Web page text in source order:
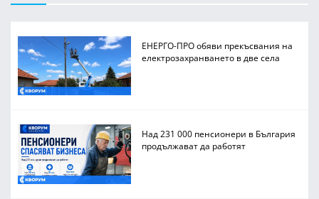
ЕНЕРГО-ПРО обяви прекъсвания на
електрозахранването в две села
Над 231 000 пенсионери в България
продължават да работят